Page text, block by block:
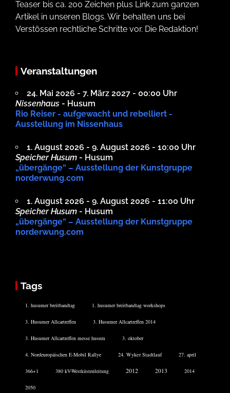
Teaser bis ca. 200 Zeichen plus Link zum ganzen
Artikel in unseren Blogs. Wir behalten uns bei
Verstössen rechtliche Schritte vor. Die Redaktion!
Veranstaltungen
24. Mai 2026 - 7. März 2027 - 00:00 Uhr
Nissenhaus - Husum
Rio Reiser - aufgewacht und rebelliert -
Ausstellung im Nissenhaus
1. August 2026 - 9. August 2026 - 10:00 Uhr
Speicher Husum - Husum
„übergänge“ – Ausstellung der Kunstgruppe
norderwung.com
1. August 2026 - 9. August 2026 - 11:00 Uhr
Speicher Husum - Husum
„übergänge“ – Ausstellung der Kunstgruppe
norderwung.com
Tags
1. husumer breitbandtag 1. husumer breitbandtag workshops
3. Husumer Allcartreffen 3. Husumer Allcartreffen 2014
3. Husumer Allcartreffen messe husum 3. oktober
4. Nordeuropäischen E-Mobil Rallye 24. Wyker Stadtlauf 27. april
366+1 380 kV-Westküstenleitung 2012 2013 2014
2050